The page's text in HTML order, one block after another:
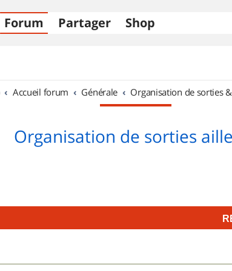
Forum Partager Shop
Accueil forum Générale Organisation de sorties
Organisation de sorties